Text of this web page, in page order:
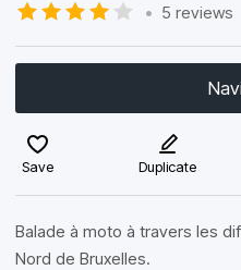
• 5 reviews
Save Duplicate
Balade à moto à travers les
Nord de Bruxelles.